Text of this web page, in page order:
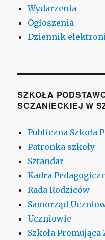
Wydarzenia
Ogłoszenia
Dziennik
SZKOŁA
SCZANIECKIEJ W
Publiczna Szkoła
Patronka szkoły
Sztandar
Kadra
Rada Rodziców
Samorząd
Uczniowie
Szkoła Promująca